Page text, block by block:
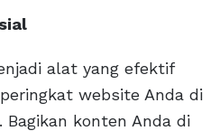
alat yang efektif
website Anda di
Bagikan konten Anda di